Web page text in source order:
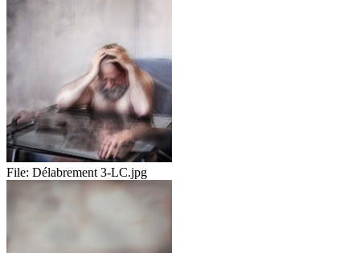
File: Délabrement 3-LC.jpg